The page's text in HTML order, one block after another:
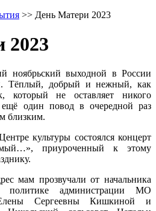
>> День Матери 2023
2023
ноябрьский выходной в России
Тёплый, добрый и нежный, как
который не оставляет никого
один повод в очередной раз
близким.
культуры состоялся концерт
приуроченный к этому
мам прозвучали от начальника
политике администрации МО
Сергеевны Кишкиной и